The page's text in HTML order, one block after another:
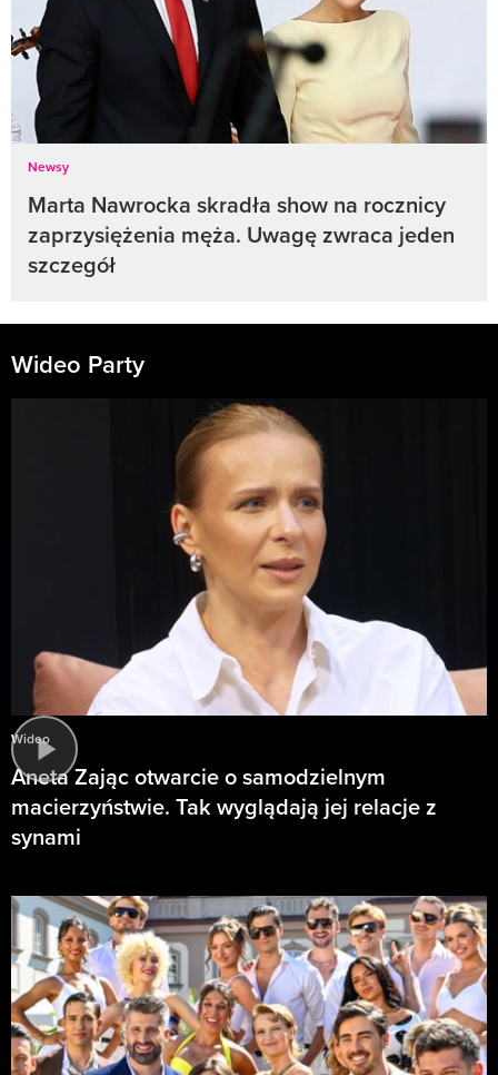
Newsy
Marta Nawrocka skradła show na rocznicy
zaprzysiężenia męża. Uwagę zwraca jeden
szczegół
Wideo Party
Wideo
Aneta Zając otwarcie o samodzielnym
macierzyństwie. Tak wyglądają jej relacje z
synami